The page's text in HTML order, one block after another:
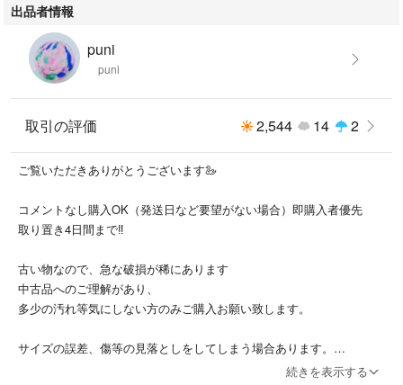
出品者情報
puni
puni
取引の評価 2,544 14 2
ご覧いただきありがとうございます🦢
コメントなし購入OK（発送日など要望がない場合）即購入者優先
取り置き4日間まで‼︎
古い物なので、急な破損が稀にあります
中古品へのご理解があり、
多少の汚れ等気にしない方のみご購入お願い致します。
サイズの誤差、傷等の見落としをしてしまう場合あります。
続きを表示する